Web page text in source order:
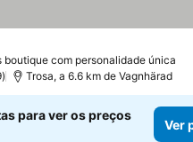
boutique com personalidade única
Trosa, a 6.6 km de Vagnhärad
para ver os preços
Ver